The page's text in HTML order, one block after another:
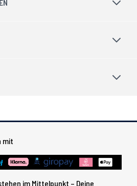
mit
im Mittelpunkt – Deine